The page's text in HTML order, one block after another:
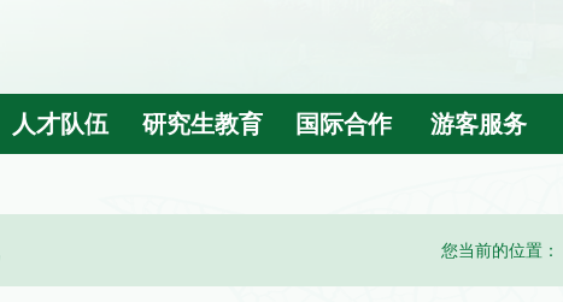
人才队伍 研究生教育 国际合作 游客服务
您当前的位置：